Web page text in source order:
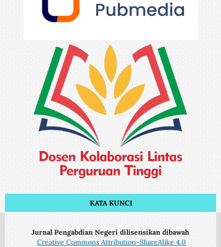
KATA KUNCI
Jurnal Pengabdian Negeri dilisensikan dibawah
Creative Commons Attribution-ShareAlike 4.0